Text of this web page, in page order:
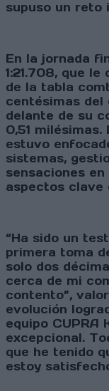
supuso un reto
En la jornada
1:21.708, que
de la tabla
centésimas
delante de su
0,51
estuvo
sistemas,
sensaciones
aspectos clave
“Ha sido un
primera toma
solo dos
cerca de mi
contento”,
evolución
equipo CUPRA
excepcional.
que he tenido
estoy